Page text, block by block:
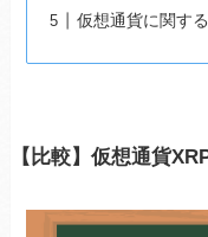
仮想通貨に関す
【比較】仮想通貨